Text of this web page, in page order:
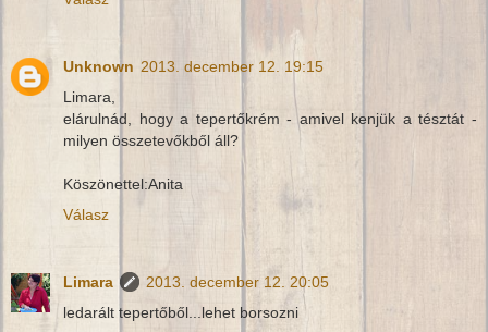
Unknown 2013. december 12. 19:15
Limara,
elárulnád, hogy a tepertőkrém - amivel kenjük a tésztát -
milyen összetevőkből áll?
Köszönettel:Anita
Válasz
Limara
2013. december 12. 20:05
ledarált tepertőből...lehet borsozni